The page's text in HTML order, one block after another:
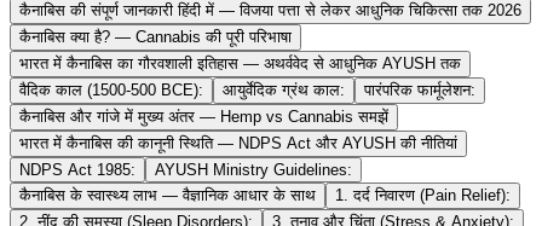
कैनाबिस की संपूर्ण जानकारी हिंदी में — विजया पत्ता से लेकर आधुनिक चिकित्सा तक 2026
कैनाबिस क्या है? — Cannabis की पूरी परिभाषा
भारत में कैनाबिस का गौरवशाली इतिहास — अथर्ववेद से आधुनिक AYUSH तक
वैदिक काल (1500-500 BCE):
आयुर्वेदिक ग्रंथ काल:
पारंपरिक फार्मूलेशन:
कैनाबिस और गांजे में मुख्य अंतर — Hemp vs Cannabis समझें
भारत में कैनाबिस की कानूनी स्थिति — NDPS Act और AYUSH की नीतियां
NDPS Act 1985:
AYUSH Ministry Guidelines:
कैनाबिस के स्वास्थ्य लाभ — वैज्ञानिक आधार के साथ
1. दर्द निवारण (Pain Relief):
2. नींद की समस्या (Sleep Disorders):
3. तनाव और चिंता (Stress & Anxiety):